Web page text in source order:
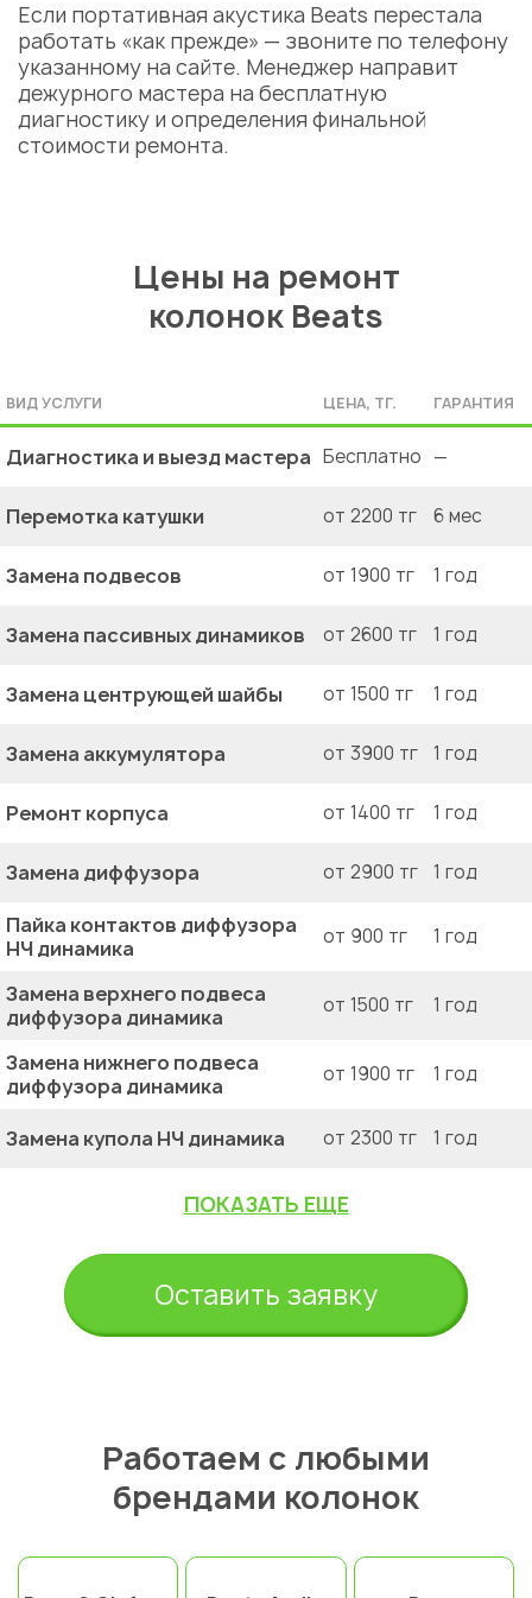
Если портативная акустика Beats перестала
работать «как прежде» — звоните по телефону
указанному на сайте. Менеджер направит
дежурного мастера на бесплатную
диагностику и определения финальной
стоимости ремонта.
Цены на ремонт
колонок Beats
ВИД УСЛУГИ ЦЕНА, ТГ. ГАРАНТИЯ
Диагностика и выезд мастера Бесплатно —
Перемотка катушки от 2200 тг 6 мес
Замена подвесов от 1900 тг 1 год
Замена пассивных динамиков от 2600 тг 1 год
Замена центрующей шайбы от 1500 тг 1 год
Замена аккумулятора от 3900 тг 1 год
Ремонт корпуса от 1400 тг 1 год
Замена диффузора от 2900 тг 1 год
Пайка контактов диффузора
НЧ динамика
от 900 тг 1 год
Замена верхнего подвеса
диффузора динамика
от 1500 тг 1 год
Замена нижнего подвеса
диффузора динамика
от 1900 тг 1 год
Замена купола НЧ динамика от 2300 тг 1 год
ПОКАЗАТЬ ЕЩЕ
Оставить заявку
Работаем с любыми
брендами колонок